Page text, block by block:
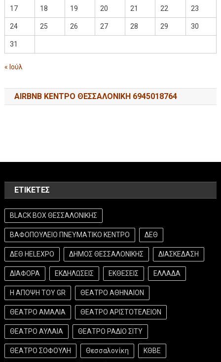
17 18 19 20 21 22 23
24 25 26 27 28 29 30
31
« Ιούλ
AIRBNB ΚΕΝΤΡΟ ΘΕΣΣΑΛΟΝΙΚΗ 6945018764
ΕΤΙΚΈΤΕΣ
BLACK BOX ΘΕΣΣΑΛΟΝΙΚΗΣ
ΒΑΦΟΠΟΥΛΕΙΟ ΠΝΕΥΜΑΤΙΚΟ ΚΕΝΤΡΟ ΔΕΘ
ΔΕΘ HELEXPO ΔΗΜΟΣ ΘΕΣΣΑΛΟΝΙΚΗΣ ΔΙΑΣΚΕΔΑΣΗ
ΔΙΑΦΟΡΑ ΕΚΔΗΛΩΣΕΙΣ ΕΚΘΕΣΕΙΣ ΕΛΛΑΔΑ
Η ΑΠΟΨΗ ΤΟΥ GR ΘΕΑΤΡΟ ΑΘΗΝΑΙΟΝ
ΘΕΑΤΡΟ ΑΜΑΛΙΑ ΘΕΑΤΡΟ ΑΡΙΣΤΟΤΕΛΕΙΟΝ
ΘΕΑΤΡΟ ΑΥΛΑΙΑ ΘΕΑΤΡΟ ΡΑΔΙΟ ΣΙΤΥ
ΘΕΑΤΡΟ ΣΟΦΟΥΛΗ Θεσσαλονίκη ΚΘΒΕ